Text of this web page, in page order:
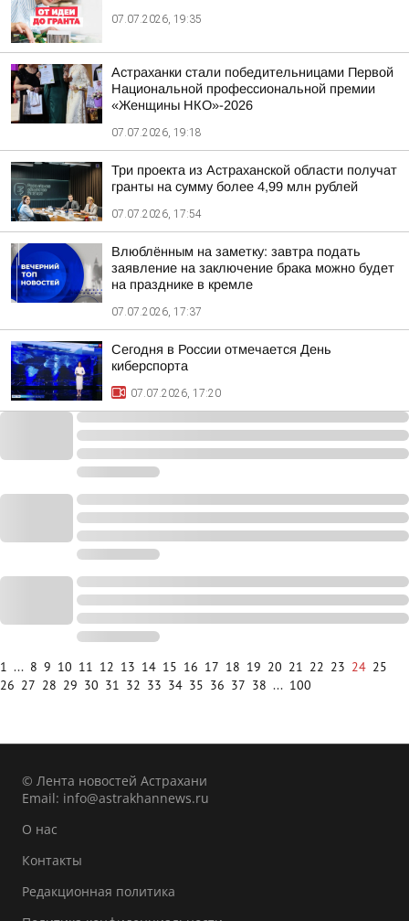
07.07.2026, 19:35
Астраханки стали победительницами Первой
Национальной профессиональной премии
«Женщины НКО»-2026
07.07.2026, 19:18
Три проекта из Астраханской области получат
гранты на сумму более 4,99 млн рублей
07.07.2026, 17:54
Влюблённым на заметку: завтра подать
заявление на заключение брака можно будет
на празднике в кремле
07.07.2026, 17:37
Сегодня в России отмечается День
киберспорта
07.07.2026, 17:20
1 ... 8 9 10 11 12 13 14 15 16 17 18 19 20 21 22 23 24 25
26 27 28 29 30 31 32 33 34 35 36 37 38 ... 100
© Лента новостей Астрахани
Email: info@astrakhannews.ru
О нас
Контакты
Редакционная политика